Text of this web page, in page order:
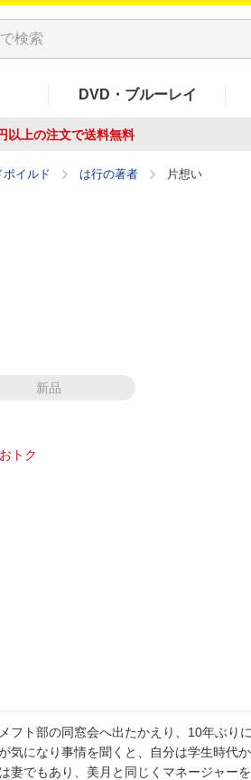
DVD・ブルーレイ
以上の注文で送料無料
ボイルド は行の著者 片想い
新品
トク
フト部の同窓会へ出たかえり、10年ぶり
気になり事情を聞くと、自分は学生時代
でもあり、美月と同じくマネージャー